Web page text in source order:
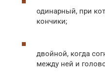
одинарный, при
кончики;
двойной, когда
между ней и